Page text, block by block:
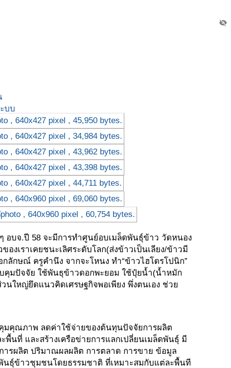
visibility_off
บบ
บจ.ปี 58 จะมีการทำศูนย์อบเมล็ดพันธุ์ข้าว วัดหนอง
งเราเคยชนะเลิศระดับโลก(ส่งข้าวเป็นเลียง/ข้าวมี
ลักษณ์ ครูคำนึง จากจะโหนง ทำ“ข้าวไฮโดรโปนิก”
คุมปัจจัย ใช้พันธุข้าวดอกพะยอม ใช้ปุ๋ยน้ำ(น้ำหมัก
ใหญ่ยึดแนวคิดเศรษฐกิจพอเพียง พึ่งตนเอง ช่วย
คุณภาพ ลดค่าใช้จ่ายของต้นทุนปัจจัยการผลิต
ที่ และสร้างเครือข่ายการแลกเปลี่ยนเมล็ดพันธุ์ มี
รผลิต ปริมาณผลผลิต การตลาด การขาย ข้อมูล
นธุ์ข้าวชุมชนโดยธรรมชาติ ที่เหมาะสมกับแต่ละพื้นที